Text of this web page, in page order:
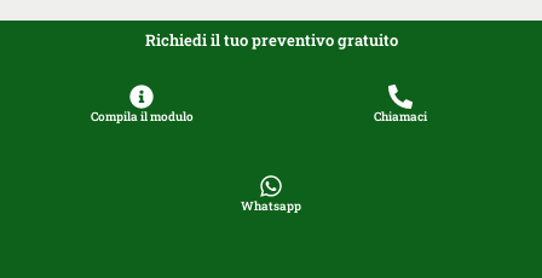
Richiedi il tuo preventivo gratuito
Compila il modulo Chiamaci
Whatsapp